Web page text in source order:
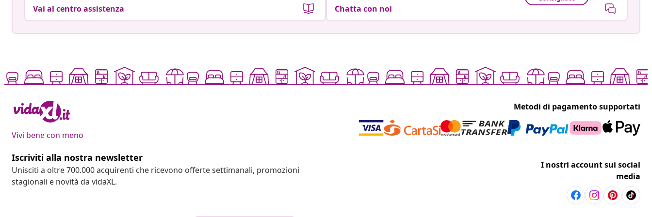
Vai al centro assistenza Chatta con noi
Vivi bene con meno
Metodi di pagamento supportati
Iscriviti alla nostra newsletter
Unisciti a oltre 700.000 acquirenti che ricevono offerte settimanali, promozioni
stagionali e novità da vidaXL.
I nostri account sui social
media